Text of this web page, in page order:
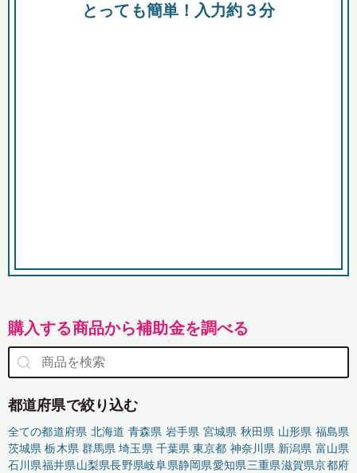
助成金 融資 出資
とっても簡単！入力約３分
購入する商品から補助金を調べる
都道府県で絞り込む
全ての都道府県 北海道 青森県 岩手県 宮城県 秋田県 山形県 福島県
茨城県 栃木県 群馬県 埼玉県 千葉県 東京都 神奈川県 新潟県 富山県
石川県福井県山梨県長野県岐阜県静岡県愛知県三重県滋賀県京都府